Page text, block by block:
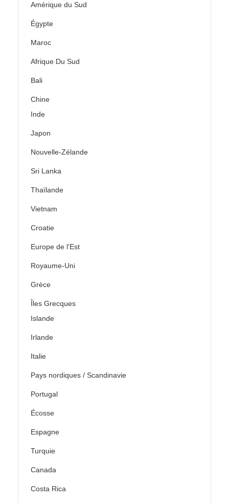
Amérique du Sud
Égypte
Maroc
Afrique Du Sud
Bali
Chine
Inde
Japon
Nouvelle-Zélande
Sri Lanka
Thaïlande
Vietnam
Croatie
Europe de l'Est
Royaume-Uni
Grèce
Îles Grecques
Islande
Irlande
Italie
Pays nordiques / Scandinavie
Portugal
Écosse
Espagne
Turquie
Canada
Costa Rica